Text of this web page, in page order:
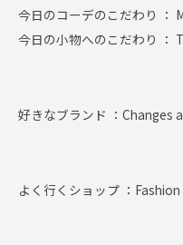
今日のコーデのこだわり
今日の小物へのこだわり ：
好きなブランド ： Changes
よく行くショップ ： Fashion